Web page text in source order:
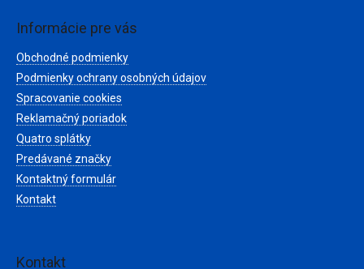
Informácie pre vás
Obchodné podmienky
Podmienky ochrany osobných údajov
Spracovanie cookies
Reklamačný poriadok
Quatro splátky
Predávané značky
Kontaktný formulár
Kontakt
Kontakt